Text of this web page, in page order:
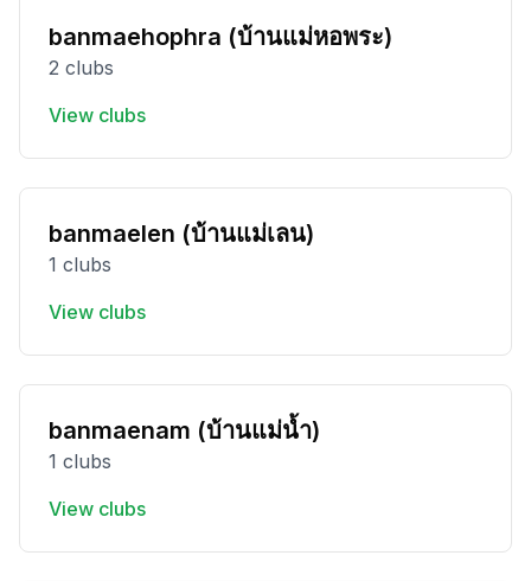
banmaehophra (บ้านแม่หอพระ)
2 clubs
View clubs
banmaelen (บ้านแม่เลน)
1 clubs
View clubs
banmaenam (บ้านแม่น้ำ)
1 clubs
View clubs